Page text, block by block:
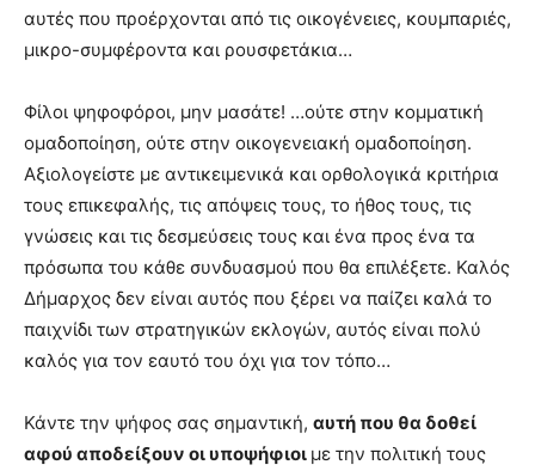
αυτές που προέρχονται από τις οικογένειες, κουμπαριές,
μικρο-συμφέροντα και ρουσφετάκια…
Φίλοι ψηφοφόροι, μην μασάτε! …ούτε στην κομματική
ομαδοποίηση, ούτε στην οικογενειακή ομαδοποίηση.
Αξιολογείστε με αντικειμενικά και ορθολογικά κριτήρια
τους επικεφαλής, τις απόψεις τους, το ήθος τους, τις
γνώσεις και τις δεσμεύσεις τους και ένα προς ένα τα
πρόσωπα του κάθε συνδυασμού που θα επιλέξετε. Καλός
Δήμαρχος δεν είναι αυτός που ξέρει να παίζει καλά το
παιχνίδι των στρατηγικών εκλογών, αυτός είναι πολύ
καλός για τον εαυτό του όχι για τον τόπο…
Κάντε την ψήφος σας σημαντική, αυτή που θα δοθεί
αφού αποδείξουν οι υποψήφιοι με την πολιτική τους